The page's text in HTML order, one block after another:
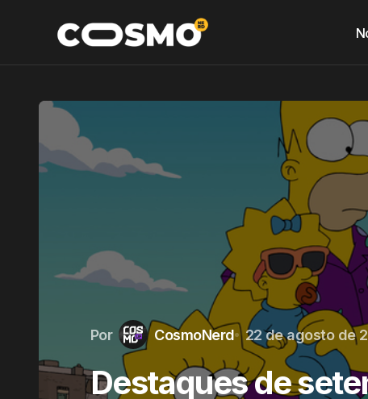
Por CosmoNerd 22 de agosto de
Destaques de